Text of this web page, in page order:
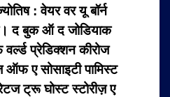
: वेयर वर यू बॉर्न
द बुक ऑ द जोडियाक
प्रेडिक्शन कीरोज
ऑफ ए सोसाइटी पामिस्ट
ट्रू घोस्ट स्टोरीज़ ए